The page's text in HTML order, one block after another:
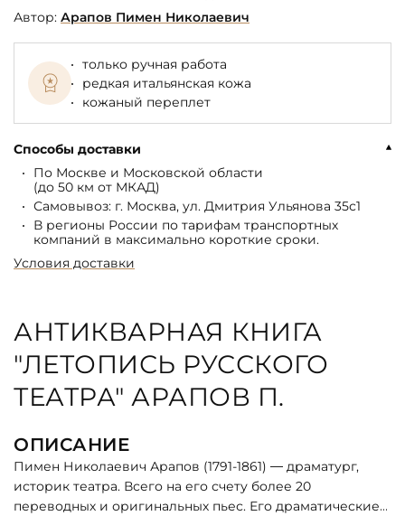
Автор: Арапов Пимен Николаевич
только ручная работа
редкая итальянская кожа
кожаный переплет
Способы доставки
По Москве и Московской области
(до 50 км от МКАД)
Самовывоз: г. Москва, ул. Дмитрия Ульянова 35с1
В регионы России по тарифам транспортных
компаний в максимально короткие сроки.
Условия доставки
АНТИКВАРНАЯ КНИГА
"ЛЕТОПИСЬ РУССКОГО
ТЕАТРА" АРАПОВ П.
ОПИСАНИЕ
Пимен Николаевич Арапов (1791-1861) — драматург,
историк театра. Всего на его счету более 20
переводных и оригинальных пьес. Его драматические